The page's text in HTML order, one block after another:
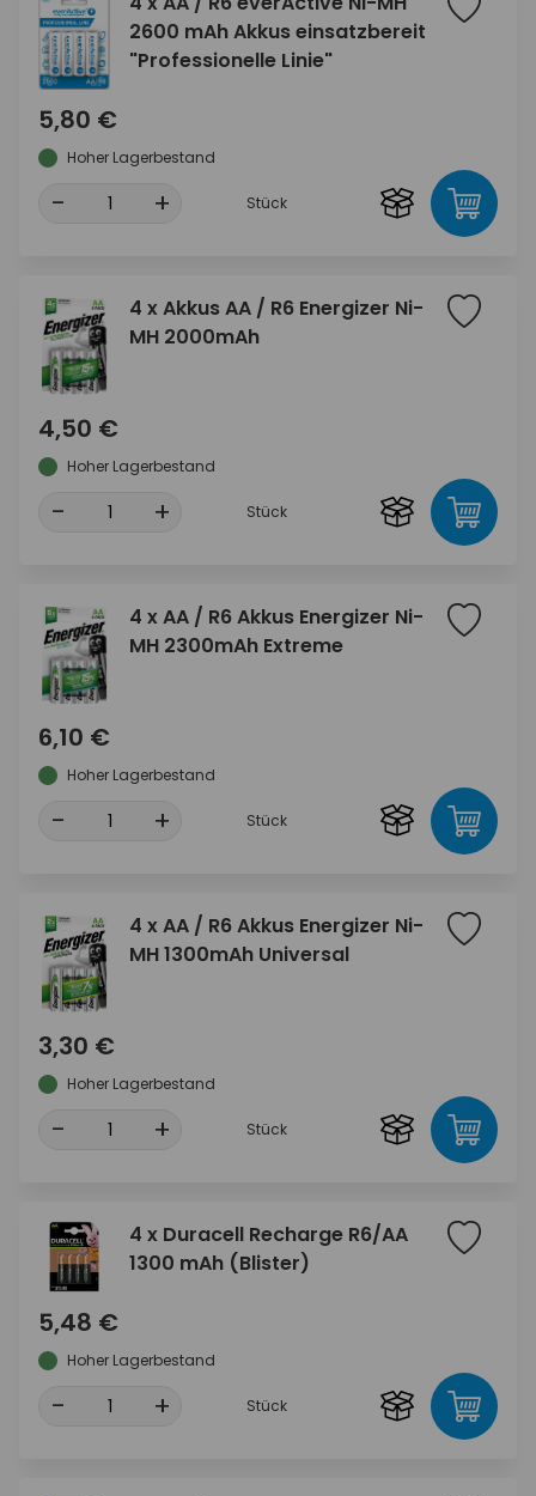
2600 mAh Akkus einsatzbereit
"Professionelle Linie"
5,80 €
Hoher Lagerbestand
- + Stück
4 x Akkus AA / R6 Energizer Ni-
MH 2000mAh
4,50 €
Hoher Lagerbestand
- + Stück
4 x AA / R6 Akkus Energizer Ni-
MH 2300mAh Extreme
6,10 €
Hoher Lagerbestand
- + Stück
4 x AA / R6 Akkus Energizer Ni-
MH 1300mAh Universal
3,30 €
Hoher Lagerbestand
- + Stück
4 x Duracell Recharge R6/AA
1300 mAh (Blister)
5,48 €
Hoher Lagerbestand
- + Stück